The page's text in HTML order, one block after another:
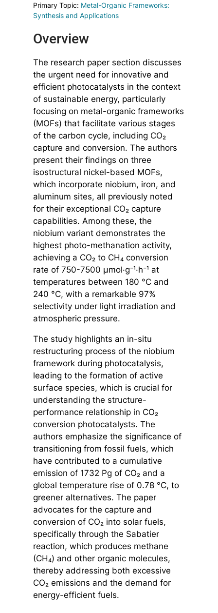
Primary Topic: Metal-Organic Frameworks:
Synthesis and Applications
Overview
The research paper section discusses
the urgent need for innovative and
efficient photocatalysts in the context
of sustainable energy, particularly
focusing on metal-organic frameworks
(MOFs) that facilitate various stages
of the carbon cycle, including CO₂
capture and conversion. The authors
present their findings on three
isostructural nickel-based MOFs,
which incorporate niobium, iron, and
aluminum sites, all previously noted
for their exceptional CO₂ capture
capabilities. Among these, the
niobium variant demonstrates the
highest photo-methanation activity,
achieving a CO₂ to CH₄ conversion
rate of 750-7500 µmol·g⁻¹·h⁻¹ at
temperatures between 180 °C and
240 °C, with a remarkable 97%
selectivity under light irradiation and
atmospheric pressure.
The study highlights an in-situ
restructuring process of the niobium
framework during photocatalysis,
leading to the formation of active
surface species, which is crucial for
understanding the structure-
performance relationship in CO₂
conversion photocatalysts. The
authors emphasize the significance of
transitioning from fossil fuels, which
have contributed to a cumulative
emission of 1732 Pg of CO₂ and a
global temperature rise of 0.78 °C, to
greener alternatives. The paper
advocates for the capture and
conversion of CO₂ into solar fuels,
specifically through the Sabatier
reaction, which produces methane
(CH₄) and other organic molecules,
thereby addressing both excessive
CO₂ emissions and the demand for
energy-efficient fuels.